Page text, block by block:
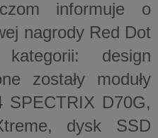
informuje o
nagrody Red Dot
design
zostały moduły
SPECTRIX D70G,
dysk SSD